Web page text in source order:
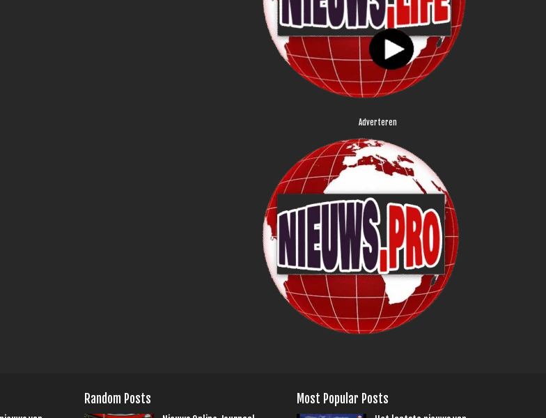
Adverteren
Random Posts Most Popular Posts